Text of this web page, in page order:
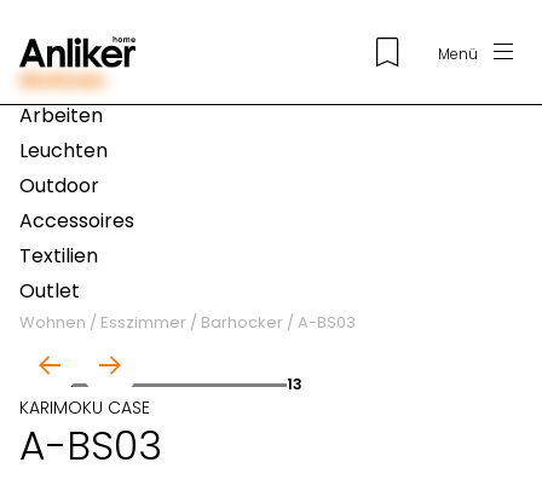
Menü
Wohnen
Arbeiten
Leuchten
Outdoor
Accessoires
Textilien
Outlet
Wohnen / Esszimmer / Barhocker / A-BS03
13
KARIMOKU CASE
A-BS03